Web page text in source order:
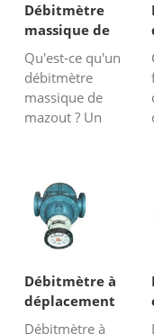
Débitmètre
massique de
mazout
Qu'est-ce qu'un
débitmètre
massique de
mazout ? Un
type de
débitmètre
spécialement
mesurer le
débit massique
de mazout dans
Débitmètre à
déplacement
positif
Débitmètre à